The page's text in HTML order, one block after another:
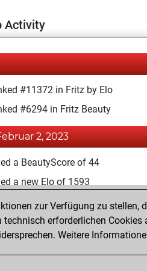
Activity
#11372 in Fritz by Elo
#6294 in Fritz Beauty
2, 2023
a BeautyScore of 44
a new Elo of 1593
14, 2022
your Fritz account
zur Verfügung zu
erforderlichen
Weitere